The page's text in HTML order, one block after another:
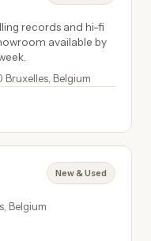
records and hi-fi
available by
Bruxelles, Belgium
New & Used
Belgium